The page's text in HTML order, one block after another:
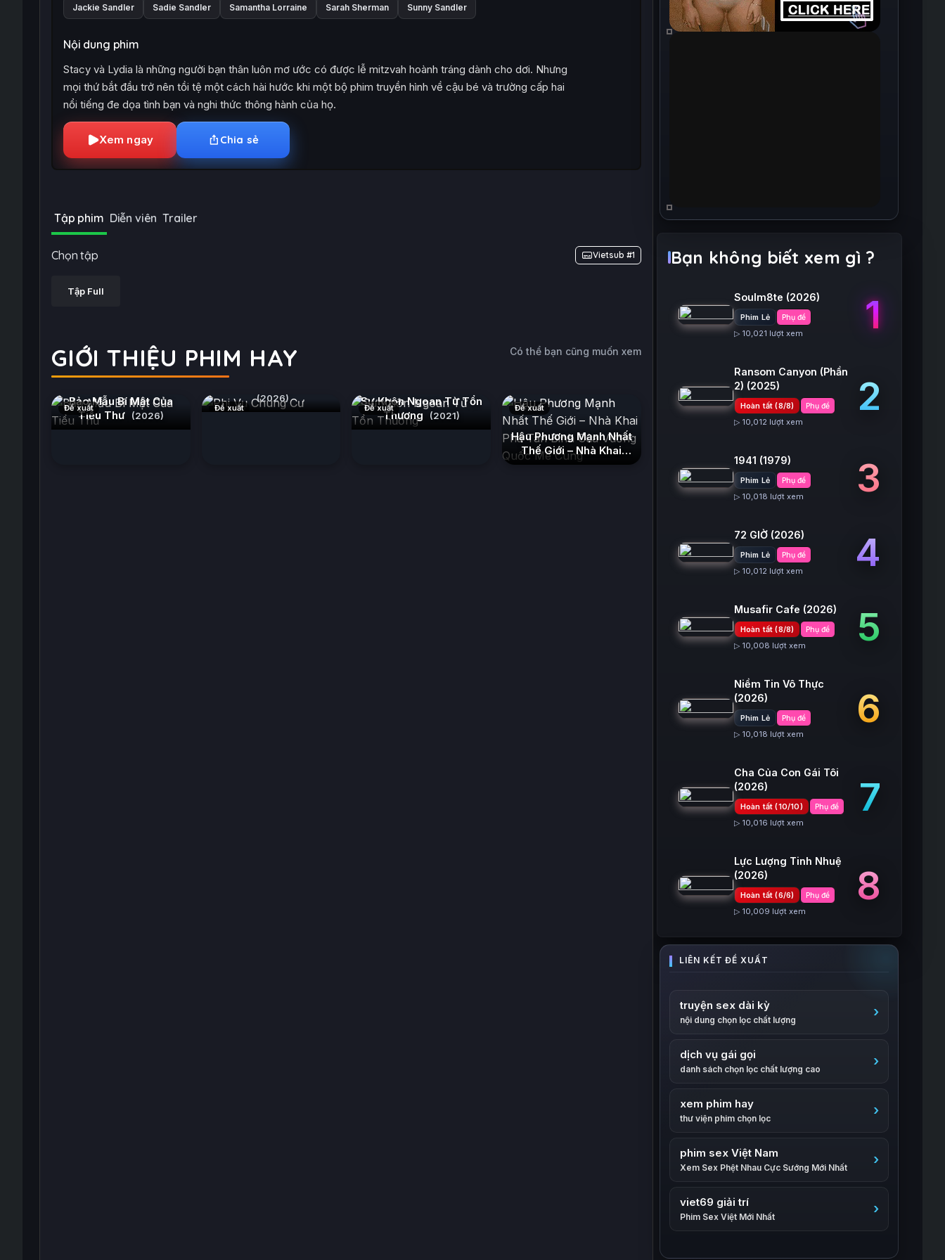
Jackie Sandler Sadie Sandler Samantha Lorraine Sarah Sherman Sunny Sandler
Nội dung phim
Stacy và Lydia là những người bạn thân luôn mơ ước có được lễ mitzvah hoành tráng dành cho dơi. Nhưng
mọi thứ bắt đầu trở nên tồi tệ một cách hài hước khi một bộ phim truyền hình về cậu bé và trường cấp hai
nổi tiếng đe dọa tình bạn và nghi thức thông hành của họ.
Xem ngay Chia sẻ
Tập phim Diễn viên Trailer
Chọn tập Vietsub #1
Tập Full
GIỚI THIỆU PHIM HAY Có thể bạn cũng muốn xem
Đề xuất
Bảo Mẫu Bí Mật Của
Tiểu Thư
(2026)
Đề xuất
(2026)
Đề xuất
Sự Khôn Ngoan Từ Tổn
Thương
(2021)
Đề xuất
Hậu Phương Mạnh Nhất
Thế Giới – Nhà Khai
Phá Tân Binh Của
Bạn không biết xem gì ?
Soulm8te (2026)
Phim Lẻ Phụ đề
▷ 10,021 lượt xem 1
Ransom Canyon (Phần
2) (2025)
Hoàn tất (8/8) Phụ đề
▷ 10,012 lượt xem
2
1941 (1979)
Phim Lẻ Phụ đề
▷ 10,018 lượt xem 3
72 GIỜ (2026)
Phim Lẻ Phụ đề
▷ 10,012 lượt xem 4
Musafir Cafe (2026)
Hoàn tất (8/8) Phụ đề
▷ 10,008 lượt xem 5
Niềm Tin Vô Thực
(2026)
Phim Lẻ Phụ đề
▷ 10,018 lượt xem
6
Cha Của Con Gái Tôi
(2026)
Hoàn tất (10/10) Phụ đề
▷ 10,016 lượt xem
7
Lực Lượng Tinh Nhuệ
(2026)
Hoàn tất (6/6) Phụ đề
▷ 10,009 lượt xem
8
truyện sex dài kỳ
nội dung chọn lọc chất lượng
dịch vụ gái gọi
danh sách chọn lọc chất lượng cao
xem phim hay
thư viện phim chọn lọc
phim sex Việt Nam
Xem Sex Phệt Nhau Cực Sướng Mới Nhất
viet69 giải trí
Phim Sex Việt Mới Nhất